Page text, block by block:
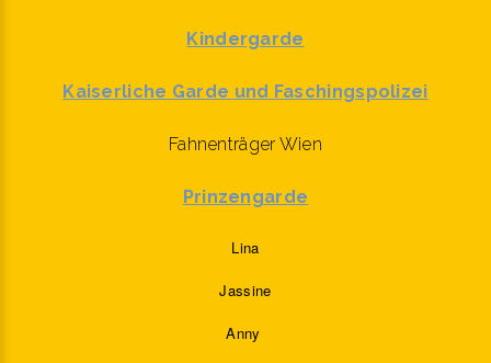
Kindergarde
Kaiserliche Garde und Faschingspolizei
Fahnenträger Wien
Prinzengarde
Lina
Jassine
Anny